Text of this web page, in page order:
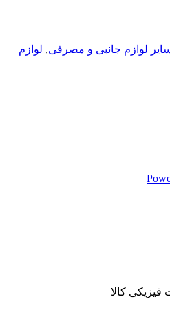
لوازم جانبی و مصرفی, لوازم
کالا